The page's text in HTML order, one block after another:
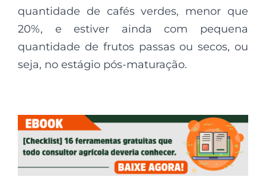
quantidade de cafés verdes, menor que
20%, e estiver ainda com pequena
quantidade de frutos passas ou secos, ou
seja, no estágio pós-maturação.